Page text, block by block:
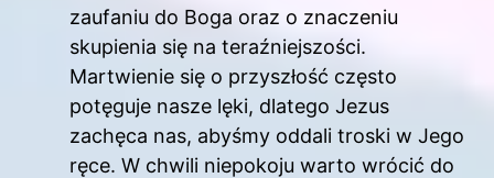
zaufaniu do Boga oraz o znaczeniu
skupienia się na teraźniejszości.
Martwienie się o przyszłość często
potęguje nasze lęki, dlatego Jezus
zachęca nas, abyśmy oddali troski w Jego
ręce. W chwili niepokoju warto wrócić do